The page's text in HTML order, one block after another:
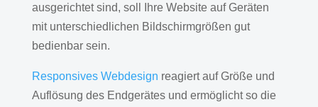
ausgerichtet sind, soll Ihre Website auf Geräten
mit unterschiedlichen Bildschirmgrößen gut
bedienbar sein.
Responsives Webdesign reagiert auf Größe und
Auflösung des Endgerätes und ermöglicht so die